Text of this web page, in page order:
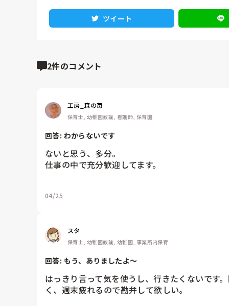
ツイート
2件のコメント
工房_森の苺
保育士, 幼稚園教諭, 看護師, 保育園
回答: わからないです
ないと思う、多分。
仕事の中で充分歓迎してます。
04/25
スタ
保育士, 幼稚園教諭, 幼稚園, 事業所内保育
回答: もう、ありましたよ～
はっきり言って気を使うし、行きたくないです
く、週末疲れるので勘弁して欲しい。